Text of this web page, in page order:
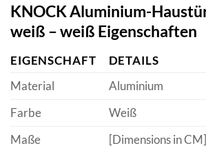
KNOCK Aluminium-Haustür
weiß – weiß Eigenschaften
EIGENSCHAFT
DETAILS
Material
Aluminium
Farbe
Weiß
Maße
[Dimensions in CM]